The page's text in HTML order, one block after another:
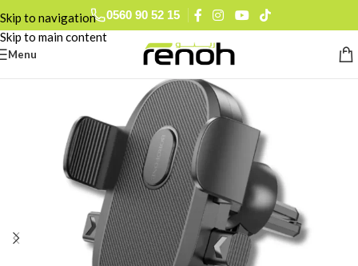
Skip to navigation
Skip to main content
0560 90 52 15
Menu